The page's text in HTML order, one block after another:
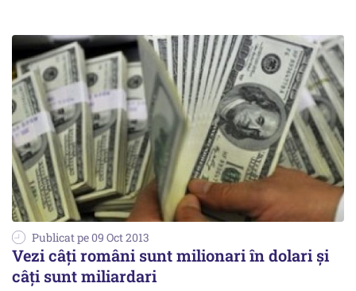
Publicat pe 09 Oct 2013
Vezi câţi români sunt milionari în dolari și
câți sunt miliardari